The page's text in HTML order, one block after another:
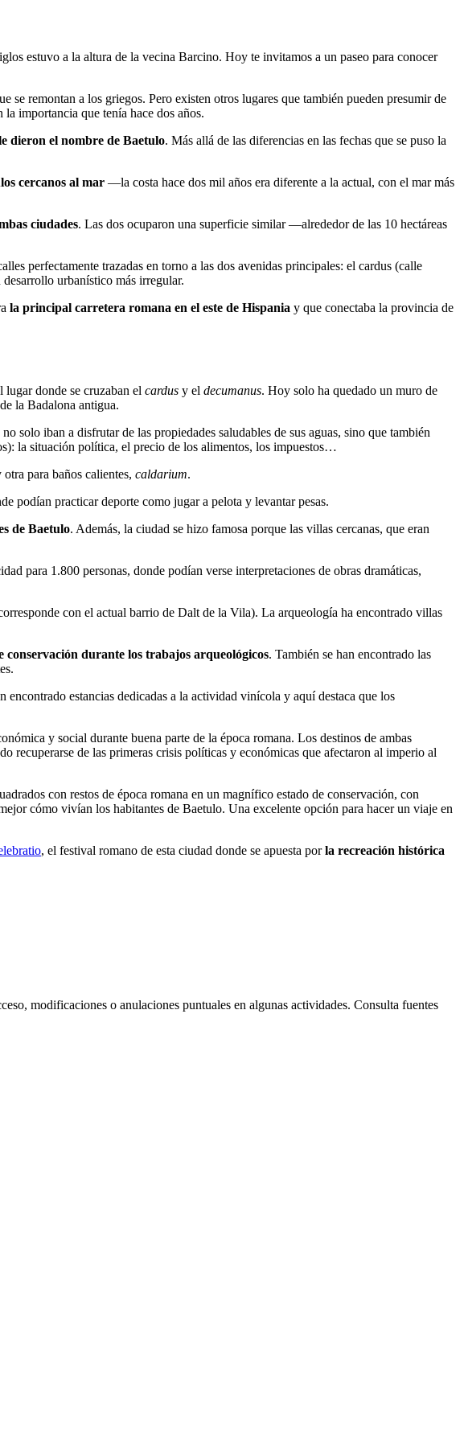
estuvo a la altura de la vecina Barcino. Hoy te invitamos a un paseo para conocer
remontan a los griegos. Pero existen otros lugares que también pueden presumir de
importancia que tenía hace dos años.
dieron el nombre de Baetulo. Más allá de las diferencias en las fechas que se puso la
cercanos al mar —la costa hace dos mil años era diferente a la actual, con el mar más
ciudades. Las dos ocuparon una superficie similar —alrededor de las 10 hectáreas
perfectamente trazadas en torno a las dos avenidas principales: el cardus (calle
urbanístico más irregular.
la principal carretera romana en el este de Hispania y que conectaba la provincia de
donde se cruzaban el cardus y el decumanus. Hoy solo ha quedado un muro de
la Badalona antigua.
solo iban a disfrutar de las propiedades saludables de sus aguas, sino que también
la situación política, el precio de los alimentos, los impuestos…
otra para baños calientes, caldarium.
podían practicar deporte como jugar a pelota y levantar pesas.
de Baetulo. Además, la ciudad se hizo famosa porque las villas cercanas, que eran
para 1.800 personas, donde podían verse interpretaciones de obras dramáticas,
con el actual barrio de Dalt de la Vila). La arqueología ha encontrado villas
conservación durante los trabajos arqueológicos. También se han encontrado las
encontrado estancias dedicadas a la actividad vinícola y aquí destaca que los
y social durante buena parte de la época romana. Los destinos de ambas
recuperarse de las primeras crisis políticas y económicas que afectaron al imperio al
con restos de época romana en un magnífico estado de conservación, con
cómo vivían los habitantes de Baetulo. Una excelente opción para hacer un viaje en
, el festival romano de esta ciudad donde se apuesta porla recreación histórica
modificaciones o anulaciones puntuales en algunas actividades. Consulta fuentes